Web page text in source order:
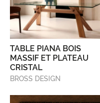
TABLE PIANA BOIS
MASSIF ET PLATEAU
CRISTAL
BROSS DESIGN